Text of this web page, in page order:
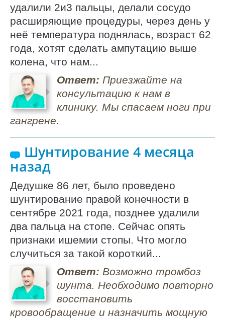
удалили 2и3 пальцы, делали сосудо
расширяющие процедуры, через день у
неё температура поднялась, возраст 62
года, хотят сделать ампутацию выше
колена, что нам...
Ответ: Приезжайте на
консультацию к нам в
клинику. Мы спасаем ноги при
гангрене.
Шунтирование 4 месяца
назад
Дедушке 86 лет, было проведено
шунтирование правой конечности в
сентябре 2021 года, позднее удалили
два пальца на стопе. Сейчас опять
признаки ишемии стопы. Что могло
случиться за такой короткий...
Ответ: Возможно тромбоз
шунта. Необходимо повторно
восстановить
кровообращение и назначить мощную